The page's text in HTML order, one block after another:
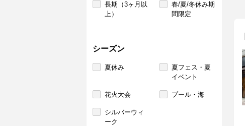
長期（3ヶ月以
上）
春/夏/冬休み期
間限定
シーズン
夏休み
夏フェス・夏
イベント
花火大会 プール・海
シルバーウィ
ーク